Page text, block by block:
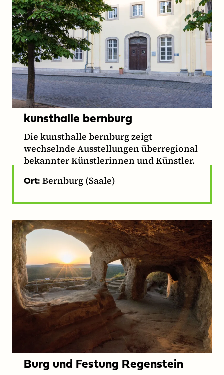
kunsthalle bernburg
Die kunsthalle bernburg zeigt
wechselnde Ausstellungen überregional
bekannter Künstlerinnen und Künstler.
Ort: Bernburg (Saale)
Burg und Festung Regenstein